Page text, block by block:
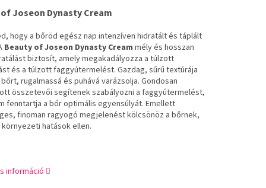
Joseon Dynasty Cream
hogy a bőröd egész nap intenzíven hidratált és táplált
Beauty of Joseon Dynasty Cream mély és hosszan
biztosít, amely megakadályozza a túlzott
és a túlzott faggyútermelést. Gazdag, sűrű textúrája
rugalmassá és puhává varázsolja. Gondosan
összetevői segítenek szabályozni a faggyútermelést,
fenntartja a bőr optimális egyensúlyát. Emellett
finoman ragyogó megjelenést kölcsönöz a bőrnek,
hatások ellen.
információ